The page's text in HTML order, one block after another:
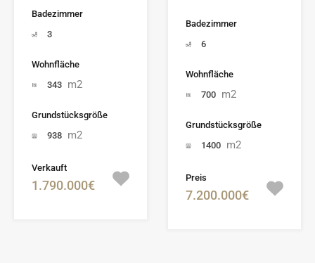
Badezimmer
3
Wohnfläche
343 m2
Grundstücksgröße
938 m2
Verkauft
1.790.000€
Badezimmer
6
Wohnfläche
700 m2
Grundstücksgröße
1400 m2
Preis
7.200.000€